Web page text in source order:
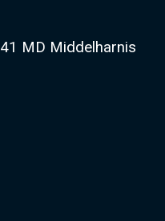
MD Middelharnis